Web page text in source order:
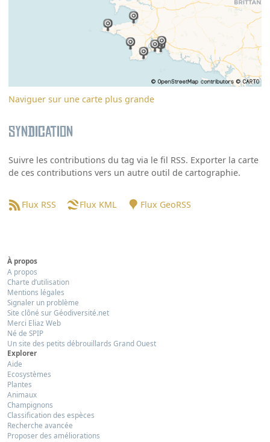
Naviguer sur une carte plus grande
Syndication
Suivre les contributions du tag via le fil RSS. Exporter la carte
de ces contributions vers un autre outil de cartographie.
Flux RSS Flux KML Flux GeoRSS
À propos
A propos
Charte d’utilisation
Mentions légales
Signaler un problème
Site clôné sur Géodiversité.net
Merci Eliaz Web
Né de SPIP
Un site des petits débrouillards Grand Ouest
Explorer
Aide
Ecosystèmes
Plantes
Animaux
Champignons
Classification des espèces
Recherche avancée
Proposer des améliorations